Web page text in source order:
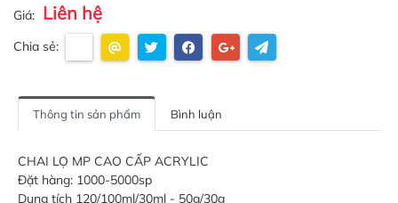
Giá: Liên hệ
Chia sẻ:
Thông tin sản phẩm Bình luận
CHAI LỌ MP CAO CẤP ACRYLIC
Đặt hàng: 1000-5000sp
Dung tích 120/100ml/30ml - 50g/30g